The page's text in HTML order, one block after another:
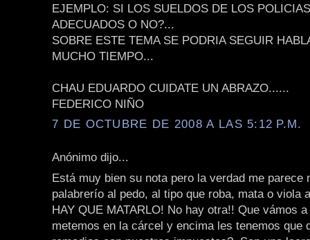
EJEMPLO: SI LOS SUELDOS DE LOS
ADECUADOS O NO?...
SOBRE ESTE TEMA SE PODRIA SEGUIR
MUCHO TIEMPO...
CHAU EDUARDO CUIDATE UN ABRAZO......
FEDERICO NIÑO
7 DE OCTUBRE DE 2008 A LAS 5:12 P.M.
Anónimo dijo...
Está muy bien su nota pero la verdad me parece
palabrerío al pedo, al tipo que roba, mata o viola
HAY QUE MATARLO! No hay otra!! Que vámos
metemos en la cárcel y encima les tenemos que